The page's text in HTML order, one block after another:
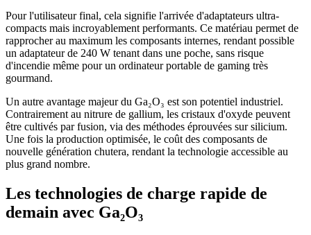
Pour l'utilisateur final, cela signifie l'arrivée d'adaptateurs ultra-
compacts mais incroyablement performants. Ce matériau permet de
rapprocher au maximum les composants internes, rendant possible
un adaptateur de 240 W tenant dans une poche, sans risque
d'incendie même pour un ordinateur portable de gaming très
gourmand.
Un autre avantage majeur du Ga₂O₃ est son potentiel industriel.
Contrairement au nitrure de gallium, les cristaux d'oxyde peuvent
être cultivés par fusion, via des méthodes éprouvées sur silicium.
Une fois la production optimisée, le coût des composants de
nouvelle génération chutera, rendant la technologie accessible au
plus grand nombre.
Les technologies de charge rapide de
demain avec Ga₂O₃